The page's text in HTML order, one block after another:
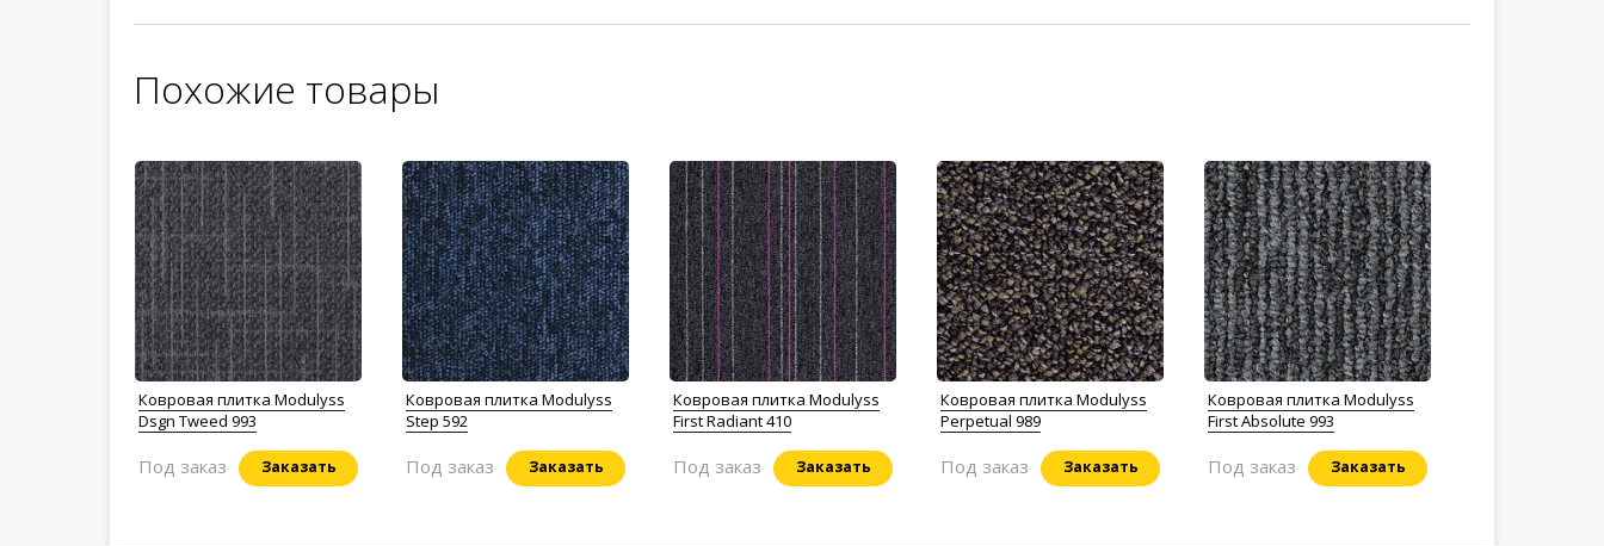
Похожие товары
Ковровая плитка Modulyss
Dsgn Tweed 993
Заказать
Под заказ
Ковровая плитка Modulyss
Step 592
Заказать
Под заказ
Ковровая плитка Modulyss
First Radiant 410
Заказать
Под заказ
Ковровая плитка Modulyss
Perpetual 989
Заказать
Под заказ
Ковровая плитка Modulyss
First Absolute 993
Заказать
Под заказ